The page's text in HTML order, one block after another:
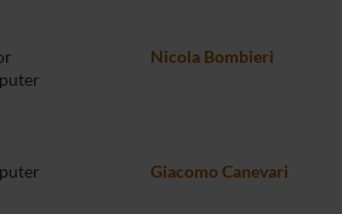
Nicola Bombieri
Giacomo Canevari